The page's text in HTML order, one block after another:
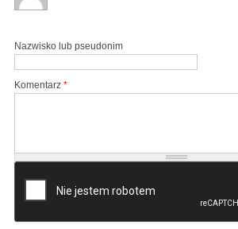
Nazwisko lub pseudonim
Komentarz *